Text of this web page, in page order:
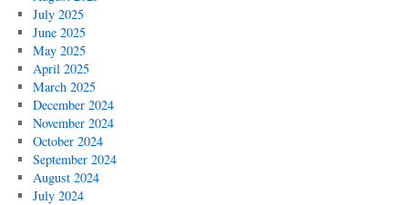
July 2025
June 2025
May 2025
April 2025
March 2025
December 2024
November 2024
October 2024
September 2024
August 2024
July 2024